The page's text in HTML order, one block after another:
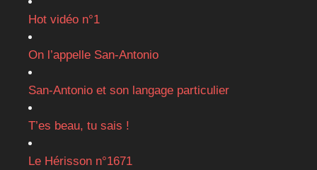
Hot vidéo n°1
On l’appelle San-Antonio
San-Antonio et son langage particulier
T’es beau, tu sais !
Le Hérisson n°1671